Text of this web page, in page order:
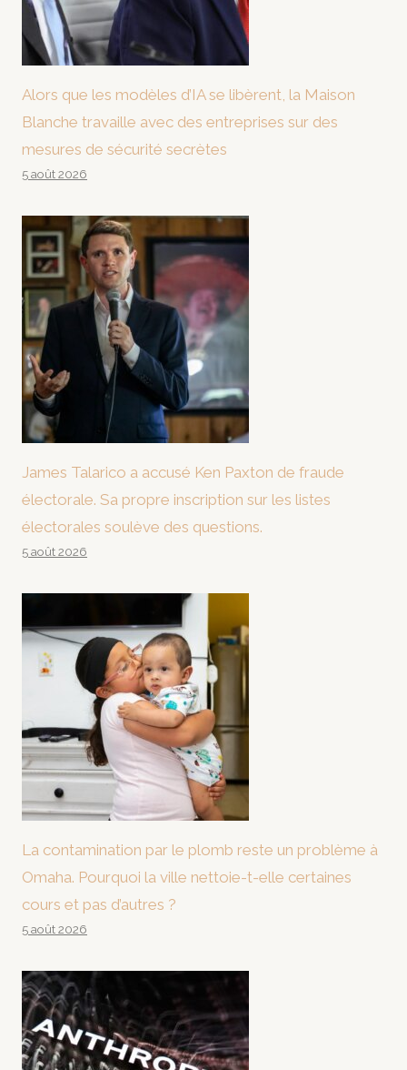
Alors que les modèles d’IA se libèrent, la Maison
Blanche travaille avec des entreprises sur des
mesures de sécurité secrètes
5 août 2026
James Talarico a accusé Ken Paxton de fraude
électorale. Sa propre inscription sur les listes
électorales soulève des questions.
5 août 2026
La contamination par le plomb reste un problème à
Omaha. Pourquoi la ville nettoie-t-elle certaines
cours et pas d’autres ?
5 août 2026